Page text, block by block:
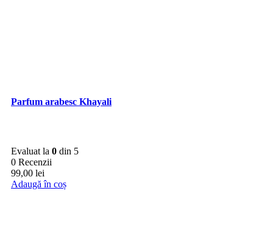
Parfum arabesc Khayali
Evaluat la 0 din 5
0 Recenzii
99,00 lei
Adaugă în coș